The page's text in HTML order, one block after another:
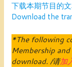
下载本期节目的文
Download the
*The following
Membership
download. /请加